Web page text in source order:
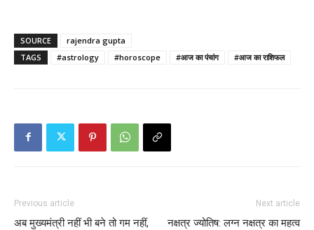
SOURCE
rajendra gupta
TAGS
#astrology #horoscope #आज का पंचांग #आज का राशिफल
Previous article
अब मुख्यमंत्री नहीं भी बने तो गम नहीं,
Next article
नक्षत्र ज्योतिष: लग्न नक्षत्र का महत्व